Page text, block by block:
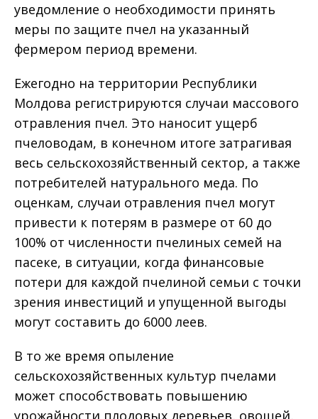
уведомление о необходимости принять
меры по защите пчел на указанный
фермером период времени.
Ежегодно на территории Республики
Молдова регистрируются случаи массового
отравления пчел. Это наносит ущерб
пчеловодам, в конечном итоге затрагивая
весь сельскохозяйственный сектор, а также
потребителей натурального меда. По
оценкам, случаи отравления пчел могут
привести к потерям в размере от 60 до
100% от численности пчелиных семей на
пасеке, в ситуации, когда финансовые
потери для каждой пчелиной семьи с точки
зрения инвестиций и упущенной выгоды
могут составить до 6000 леев.
В то же время опыление
сельскохозяйственных культур пчелами
может способствовать повышению
урожайности плодовых деревьев, овощей,